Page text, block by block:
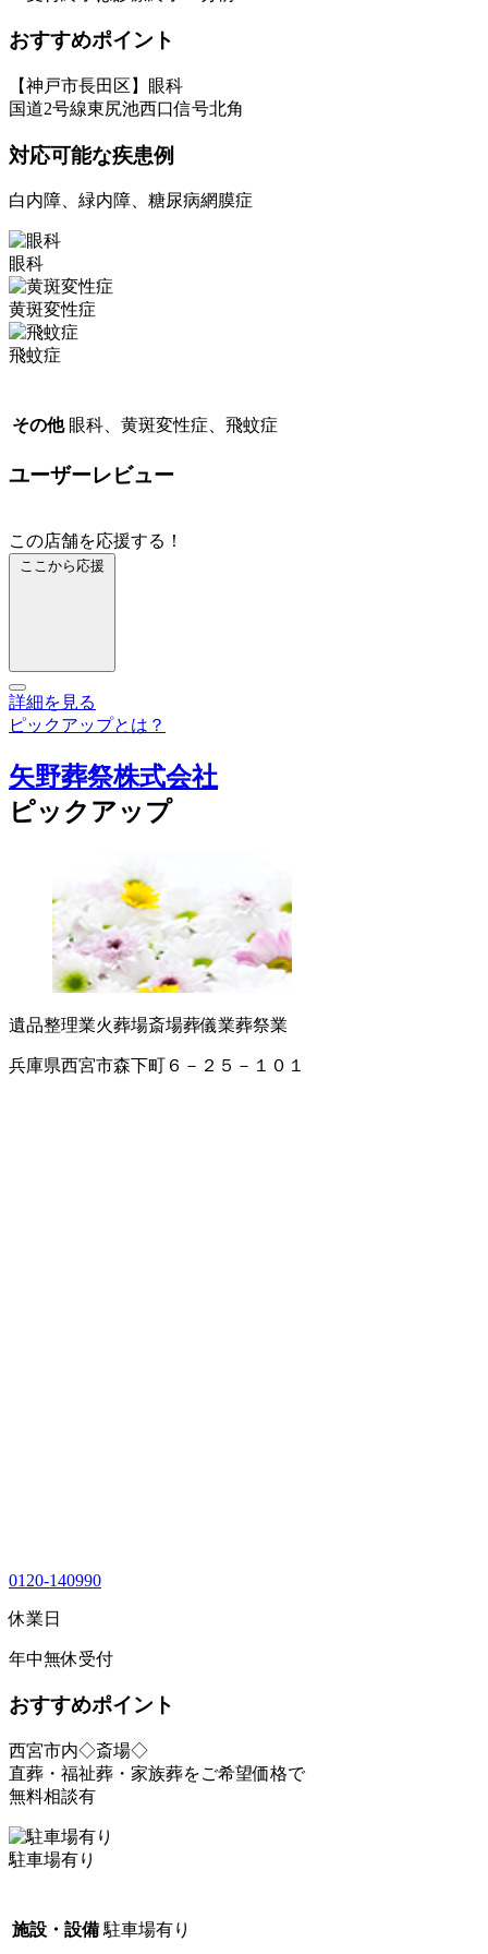
おすすめポイント
【神戸市長田区】眼科
国道2号線東尻池西口信号北角
対応可能な疾患例
白内障、緑内障、糖尿病網膜症
眼科
黄斑変性症
飛蚊症
その他 眼科、黄斑変性症、飛蚊症
ユーザーレビュー
この店舗を応援する！
ここから応援
詳細を見る
ピックアップとは？
矢野葬祭株式会社
ピックアップ
遺品整理業火葬場斎場葬儀業葬祭業
兵庫県西宮市森下町６－２５－１０１
0120-140990
休業日
年中無休受付
おすすめポイント
西宮市内◇斎場◇
直葬・福祉葬・家族葬をご希望価格で
無料相談有
駐車場有り
施設・設備 駐車場有り